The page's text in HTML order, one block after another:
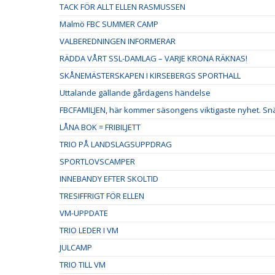
TACK FÖR ALLT ELLEN RASMUSSEN
Malmö FBC SUMMER CAMP
VALBEREDNINGEN INFORMERAR
RÄDDA VÅRT SSL-DAMLAG – VARJE KRONA RÄKNAS!
SKÅNEMÄSTERSKAPEN I KIRSEBERGS SPORTHALL
Uttalande gällande gårdagens händelse
FBCFAMILJEN, här kommer säsongens viktigaste nyhet.
LÅNA BOK = FRIBILJETT
TRIO PÅ LANDSLAGSUPPDRAG
SPORTLOVSCAMPER
INNEBANDY EFTER SKOLTID
TRESIFFRIGT FÖR ELLEN
VM-UPPDATE
TRIO LEDER I VM
JULCAMP
TRIO TILL VM